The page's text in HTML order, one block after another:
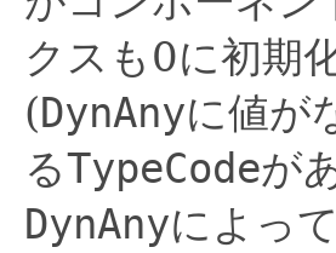
クスも0に初期
(DynAnyに値が
るTypeCodeが
DynAnyによっ